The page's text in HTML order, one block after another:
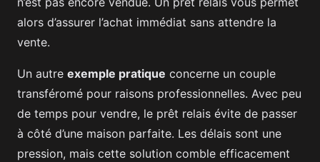
alors d’assurer l’achat immédiat sans attendre la
vente.
Un autre exemple pratique concerne un couple
transféromé pour raisons professionnelles. Avec peu
de temps pour vendre, le prêt relais évite de passer
à côté d’une maison parfaite. Les délais sont une
pression, mais cette solution comble efficacement